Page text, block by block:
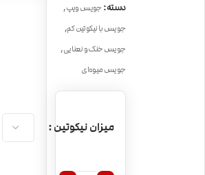
دسته: جویس ویپ,
جویس با نیکوتین کم,
جویس خنک و نعنایی,
جویس میوه‌ای
میزان نیکوتین